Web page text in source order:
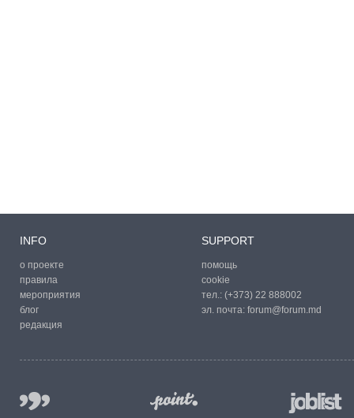
INFO
о проекте
правила
мероприятия
блог
редакция
SUPPORT
помощь
cookie
тел.: (+373) 22 888002
эл. почта: forum@forum.md